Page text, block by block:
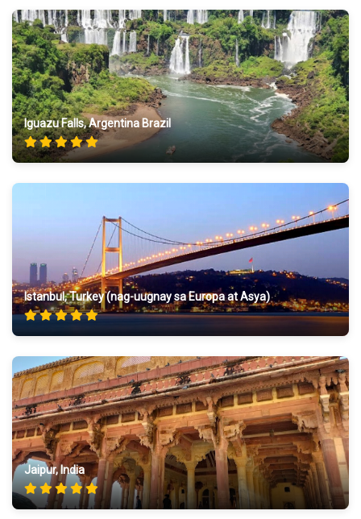
Iguazu Falls, Argentina Brazil
Istanbul, Turkey (nag-uugnay sa Europa at Asya)
Jaipur, India